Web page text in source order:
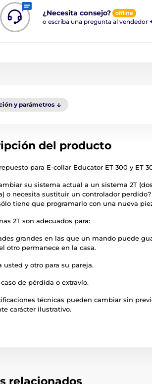
¿Necesita consejo? offline
o escriba una pregunta al vendedor
y parámetros
del producto
para E-collar Educator ET 300 y ET
su sistema actual a un sistema 2T
o necesita sustituir un controlador
tiene que programarlo con una nueva
2T son adecuados para:
grandes en las que un mando puede
otro permanece en la casa.
usted y otro para su pareja.
de pérdida o extravío.
técnicas pueden cambiar sin
carácter ilustrativo.
relacionados